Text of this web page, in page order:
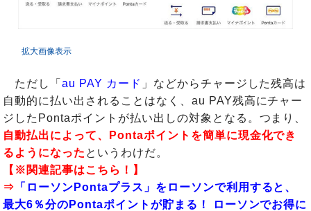
拡大画像表示
ただし「au PAY カード 」などからチャージした残高は
自動的に払い出されることはなく、au PAY残高にチャー
ジしたPontaポイントが払い出しの対象となる。つまり、
自動払出によって、Pontaポイントを簡単に現金化でき
るようになった というわけだ。
【※関連記事はこちら！】
⇒ 「ローソンPontaプラス」をローソンで利用すると、
最大6％分のPontaポイントが貯まる！ ローソンでお得に